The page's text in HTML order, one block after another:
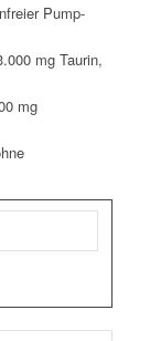
Pump-
mg Taurin,
mg